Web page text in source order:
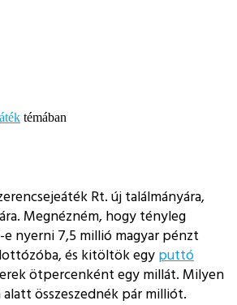
témában
Rt. új találmányára,
Megnézném, hogy tényleg
nyerni 7,5 millió magyar pénzt
és kitöltök egy puttó
ötpercenként egy millát. Milyen
alatt összeszednék pár milliót.